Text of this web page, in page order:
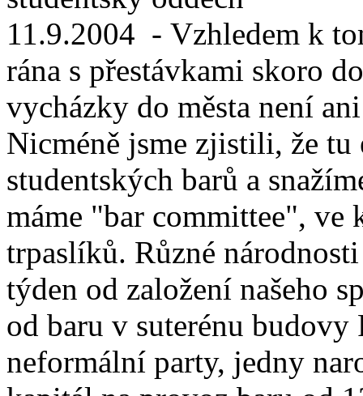
11.9.2004 - Vzhledem k
rána s přestávkami skoro
vycházky do města není
Nicméně jsme zjistili, že
studentských barů a
máme "bar committee", ve
trpaslíků. Různé
týden od založení našeho
od baru v suterénu budovy
neformální party, jedny